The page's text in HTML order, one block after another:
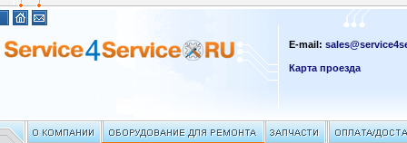
E-mail:
Карта проезда